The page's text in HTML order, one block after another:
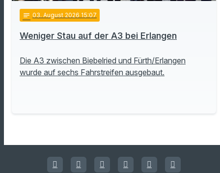
notes 03. August 2026 15:07
Weniger Stau auf der A3 bei Erlangen
Die A3 zwischen Biebelried und Fürth/Erlangen
wurde auf sechs Fahrstreifen ausgebaut.